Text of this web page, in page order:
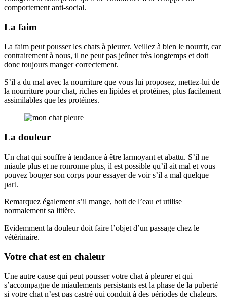
comportement anti-social.
La faim
La faim peut pousser les chats à pleurer. Veillez à bien le nourrir, car
contrairement à nous, il ne peut pas jeûner très longtemps et doit
donc toujours manger correctement.
S’il a du mal avec la nourriture que vous lui proposez, mettez-lui de
la nourriture pour chat, riches en lipides et protéines, plus facilement
assimilables que les protéines.
La douleur
Un chat qui souffre à tendance à être larmoyant et abattu. S’il ne
miaule plus et ne ronronne plus, il est possible qu’il ait mal et vous
pouvez bouger son corps pour essayer de voir s’il a mal quelque
part.
Remarquez également s’il mange, boit de l’eau et utilise
normalement sa litière.
Evidemment la douleur doit faire l’objet d’un passage chez le
vétérinaire.
Votre chat est en chaleur
Une autre cause qui peut pousser votre chat à pleurer et qui
s’accompagne de miaulements persistants est la phase de la puberté
si votre chat n’est pas castré qui conduit à des périodes de chaleurs.